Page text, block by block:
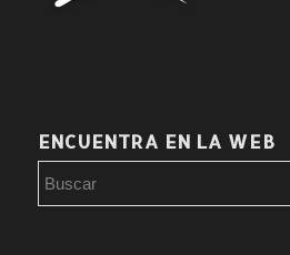
Síguenos en nuestras redes sociales:
ENCUENTRA EN LA WEB